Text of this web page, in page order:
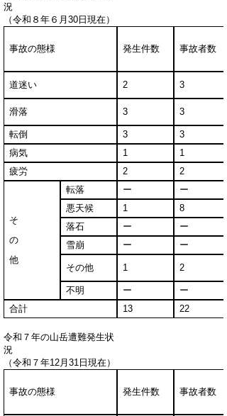
（令和８年６月30日現在）
事故の態様 発生件数 事故者数
道迷い 2 3
滑落 3 3
転倒 3
3
病気
1
1
疲労
2 2
そ
の
他
転落 ー
ー
悪天候
1
8
落石
ー
ー
雪崩
ー ー
その他 1 2
不明 ー
ー
合計
13 22
令和７年の山岳遭難発生状
（令和７年12月31日現在）
事故の態様 発生件数 事故者数